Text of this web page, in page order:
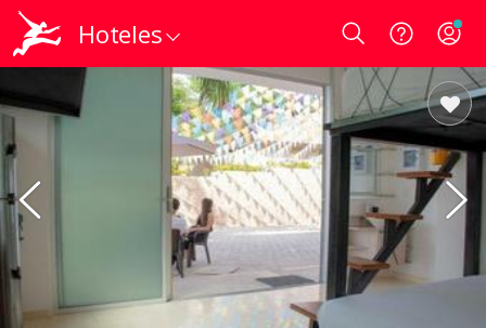
Hoteles Login